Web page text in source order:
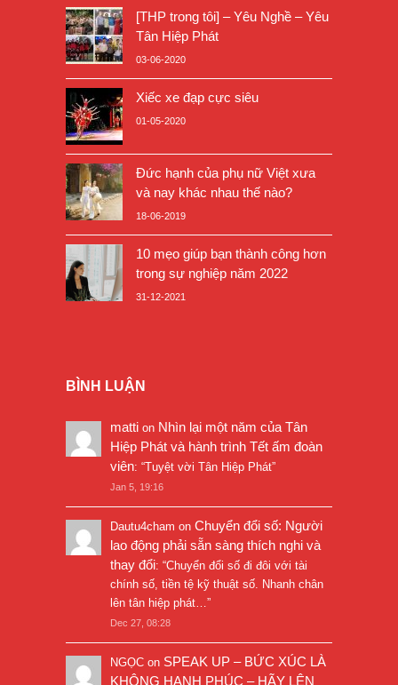
[THP trong tôi] – Yêu Nghề – Yêu
Tân Hiệp Phát
03-06-2020
Xiếc xe đạp cực siêu
01-05-2020
Đức hạnh của phụ nữ Việt xưa
và nay khác nhau thế nào?
18-06-2019
10 mẹo giúp bạn thành công hơn
trong sự nghiệp năm 2022
31-12-2021
BÌNH LUẬN
matti on Nhìn lại một năm của Tân
Hiệp Phát và hành trình Tết ấm đoàn
viên: “Tuyệt vời Tân Hiệp Phát”
Jan 5, 19:16
Dautu4cham on Chuyển đổi số: Người
lao động phải sẵn sàng thích nghi và
thay đổi: “Chuyển đổi số đi đôi với tài
chính số, tiền tệ kỹ thuật số. Nhanh chân
lên tân hiệp phát… ”
Dec 27, 08:28
NGỌC on SPEAK UP – BỨC XÚC LÀ
KHÔNG HẠNH PHÚC – HÃY LÊN